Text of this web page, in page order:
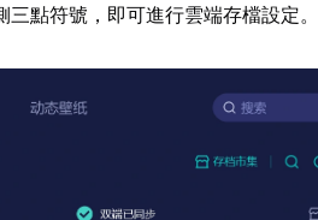
點符號，即可進行雲端存檔設定